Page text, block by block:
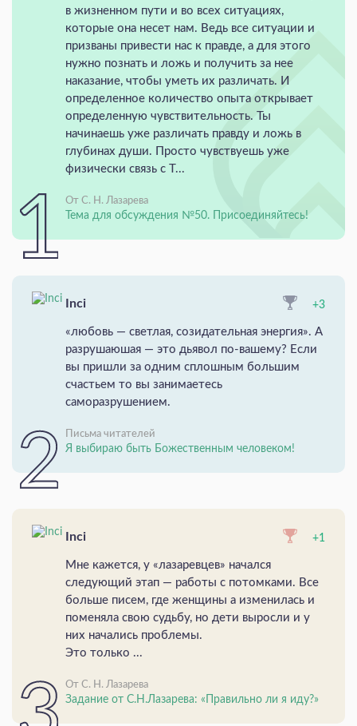
в жизненном пути и во всех ситуациях,
которые она несет нам. Ведь все ситуации и
призваны привести нас к правде, а для этого
нужно познать и ложь и получить за нее
наказание, чтобы уметь их различать. И
определенное количество опыта открывает
определенную чувствительность. Ты
начинаешь уже различать правду и ложь в
глубинах души. Просто чувствуешь уже
физически связь с Т...
От С. Н. Лазарева
Тема для обсуждения №50. Присоединяйтесь!
Inci +3
«любовь — светлая, созидательная энергия». А
разрушаюшая — это дьявол по-вашему? Если
вы пришли за одним сплошным большим
счастьем то вы занимаетесь
саморазрушением.
Письма читателей
Я выбираю быть Божественным человеком!
Inci +1
Мне кажется, у «лазаревцев» начался
следующий этап — работы с потомками. Все
больше писем, где женщины а изменилась и
поменяла свою судьбу, но дети выросли и у
них начались проблемы.
Это только ...
От С. Н. Лазарева
Задание от С.Н.Лазарева: «Правильно ли я иду?»